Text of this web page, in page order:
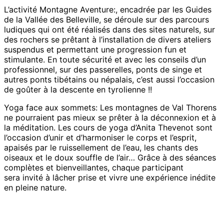
L’activité Montagne Aventure:, encadrée par les Guides
de la Vallée des Belleville, se déroule sur des parcours
ludiques qui ont été réalisés dans des sites naturels, sur
des rochers se prêtant à l’installation de divers ateliers
suspendus et permettant une progression fun et
stimulante. En toute sécurité et avec les conseils d’un
professionnel, sur des passerelles, ponts de singe et
autres ponts tibétains ou népalais, c’est aussi l’occasion
de goûter à la descente en tyrolienne !!
Yoga face aux sommets: Les montagnes de Val Thorens
ne pourraient pas mieux se prêter à la déconnexion et à
la méditation. Les cours de yoga d’Anita Thevenot sont
l’occasion d’unir et d’harmoniser le corps et l’esprit,
apaisés par le ruissellement de l’eau, les chants des
oiseaux et le doux souffle de l’air… Grâce à des séances
complètes et bienveillantes, chaque participant
sera invité à lâcher prise et vivre une expérience inédite
en pleine nature.